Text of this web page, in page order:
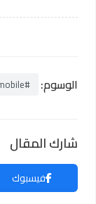
الوسوم: #mobile
شارك المقال
فيسبوك